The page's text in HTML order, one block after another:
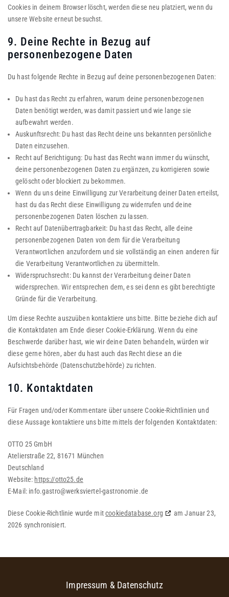
Cookies in deinem Browser löscht, werden diese neu platziert, wenn du
unsere Website erneut besuchst.
9. Deine Rechte in Bezug auf
personenbezogene Daten
Du hast folgende Rechte in Bezug auf deine personenbezogenen Daten:
Du hast das Recht zu erfahren, warum deine personenbezogenen
Daten benötigt werden, was damit passiert und wie lange sie
aufbewahrt werden.
Auskunftsrecht: Du hast das Recht deine uns bekannten persönliche
Daten einzusehen.
Recht auf Berichtigung: Du hast das Recht wann immer du wünscht,
deine personenbezogenen Daten zu ergänzen, zu korrigieren sowie
gelöscht oder blockiert zu bekommen.
Wenn du uns deine Einwilligung zur Verarbeitung deiner Daten erteilst,
hast du das Recht diese Einwilligung zu widerrufen und deine
personenbezogenen Daten löschen zu lassen.
Recht auf Datenübertragbarkeit: Du hast das Recht, alle deine
personenbezogenen Daten von dem für die Verarbeitung
Verantwortlichen anzufordern und sie vollständig an einen anderen für
die Verarbeitung Verantwortlichen zu übermitteln.
Widerspruchsrecht: Du kannst der Verarbeitung deiner Daten
widersprechen. Wir entsprechen dem, es sei denn es gibt berechtigte
Gründe für die Verarbeitung.
Um diese Rechte auszuüben kontaktiere uns bitte. Bitte beziehe dich auf
die Kontaktdaten am Ende dieser Cookie-Erklärung. Wenn du eine
Beschwerde darüber hast, wie wir deine Daten behandeln, würden wir
diese gerne hören, aber du hast auch das Recht diese an die
Aufsichtsbehörde (Datenschutzbehörde) zu richten.
10. Kontaktdaten
Für Fragen und/oder Kommentare über unsere Cookie-Richtlinien und
diese Aussage kontaktiere uns bitte mittels der folgenden Kontaktdaten:
OTTO 25 GmbH
Atelierstraße 22, 81671 München
Deutschland
Website: https://otto25.de
E-Mail: info.gastro@werksviertel-gastronomie.de
Diese Cookie-Richtlinie wurde mitcookiedatabase.org
am Januar 23,
2026 synchronisiert.
Impressum & Datenschutz